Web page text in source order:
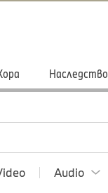
Наследство
Audio